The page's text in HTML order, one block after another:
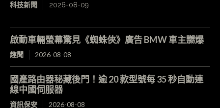
科技新聞 2026-08-09
啟動車輛螢幕驚見《蜘蛛俠》廣告 BMW 車主嬲爆
趣聞 2026-08-08
國產路由器秘藏後門！逾 20 款型號每 35 秒自動連
線中國伺服器
資訊保安 2026-08-08